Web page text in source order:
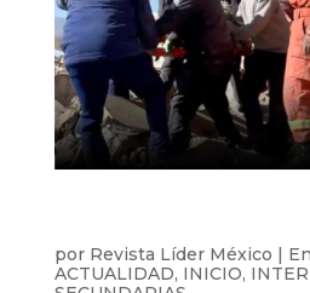
por Revista Líder México |
ACTUALIDAD, INICIO,